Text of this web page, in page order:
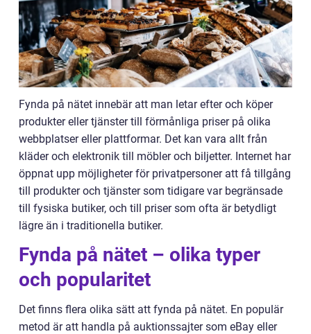
Fynda på nätet innebär att man letar efter och köper
produkter eller tjänster till förmånliga priser på olika
webbplatser eller plattformar. Det kan vara allt från
kläder och elektronik till möbler och biljetter. Internet har
öppnat upp möjligheter för privatpersoner att få tillgång
till produkter och tjänster som tidigare var begränsade
till fysiska butiker, och till priser som ofta är betydligt
lägre än i traditionella butiker.
Fynda på nätet – olika typer
och popularitet
Det finns flera olika sätt att fynda på nätet. En populär
metod är att handla på auktionssajter som eBay eller